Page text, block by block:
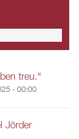
treu.“
- 00:00
Jörder